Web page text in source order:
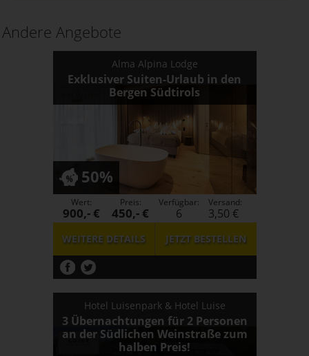
Andere Angebote
Alma Alpina Lodge
Exklusiver Suiten-Urlaub in den
Bergen Südtirols
50%
WEITERE DETAILS JETZTBESTELLEN
Wert:
900,- €
Preis:
450,- €
Verfügbar:
6
Versand:
3,50 €
Hotel Luisenpark & Hotel Luise
3 Übernachtungen für 2 Personen
an der Südlichen Weinstraße zum
halben Preis!